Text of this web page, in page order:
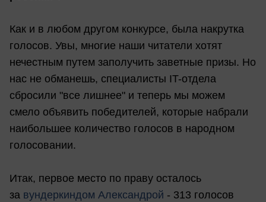
Как и в любом другом конкурсе, была накрутка
голосов. Увы, многие наши читатели хотят
нечестным путем заполучить заветные призы. Но
нас не обманешь, специалисты IT-отдела
сбросили "все лишнее" и теперь мы можем
смело объявить победителей, которые набрали
наибольшее количество голосов в народном
голосовании.
Итак, первое место по праву осталось
за вундеркиндом Александрой - 313 голосов